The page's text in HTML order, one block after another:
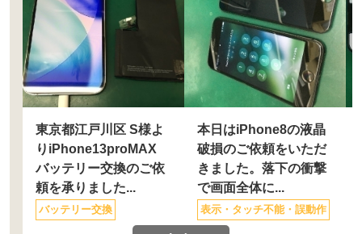
東京都江戸川区 S様よ
りiPhone13proMAX
バッテリー交換のご依
頼を承りました...
バッテリー交換
本日はiPhone8の液晶
破損のご依頼をいただ
きました。落下の衝撃
で画面全体に...
表示・タッチ不能・誤動作